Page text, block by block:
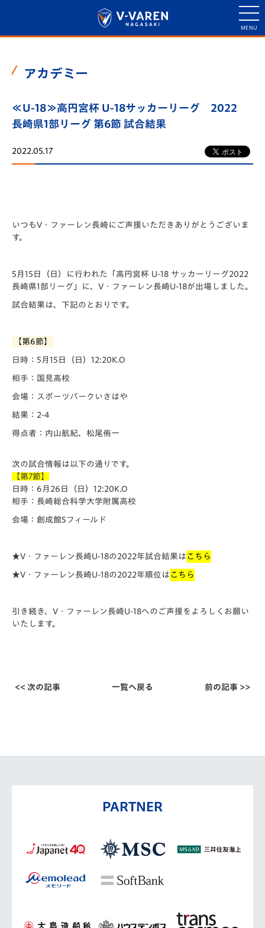
アカデミー
≪U-18≫高円宮杯 U-18サッカーリーグ 2022
長崎県1部リーグ 第6節 試合結果
2022.05.17
いつもV・ファーレン長崎にご声援いただきありがとうございま
す。
5月15日（日）に行われた「️高円宮杯 U-18 サッカーリーグ2022
長崎県1部リーグ」に、V・ファーレン長崎U-18が出場しました。
試合結果は、下記のとおりです。
【第6節】
日時：5月15日（日）12:20K.O
相手：国見高校
会場：スポーツパークいさはや
結果：2-4
得点者：内山航紀、松尾侑一
次の試合情報は以下の通りです。
【第7節】
日時：6月26日（日）12:20K.O
相手：長崎総合科学大学附属高校
会場：創成館Sフィールド
★V・ファーレン長崎U-18の2022年試合結果は こちら
★V・ファーレン長崎U-18の2022年順位は こちら
引き続き、V・ファーレン長崎U-18へのご声援をよろしくお願い
いたします。
<< 次の記事 一覧へ戻る 前の記事 >>
PARTNER